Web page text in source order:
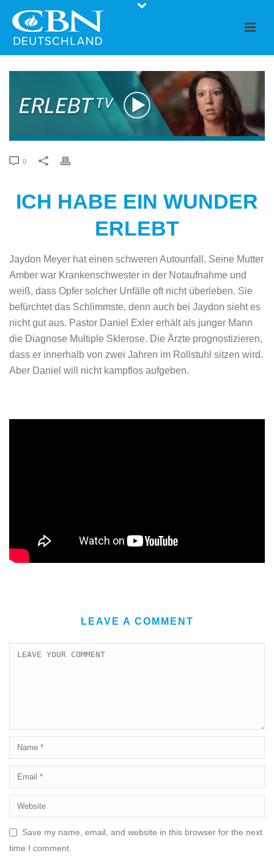
0
ICH HABE EIN WUNDER
ERLEBT
Jaydon Meyer hat einen schweren Autounfall. Seine Mutter
Amber war Krankenschwester in der Notaufnahme und
weiß, dass Opfer solcher Unfälle oft nicht überleben. Sie
befürchtet das Schlimmste, denn auch bei Jaydon sieht es
nicht gut aus. Pastor Daniel Exler erhält als junger Mann
die Diagnose Multiple Sklerose. Die Ärzte prognostizieren,
dass er innerhalb von zwei Jahren im Rollstuhl sitzen wird.
Aber Daniel will nicht kampflos aufgeben.
LEAVE A COMMENT
Save my name, email, and website in this browser for the next
time I comment.